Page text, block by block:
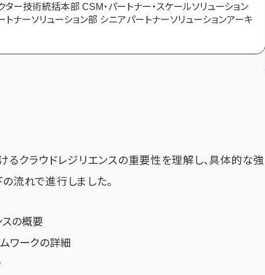
ター技術統括本部 CSM・パートナー・スケールソリューション
ナーソリューション部 シニアパートナーソリューションアーキ
るクラウドレジリエンスの重要性を理解し、具体的な強
流れで進行しました。
スの概要
ワークの詳細